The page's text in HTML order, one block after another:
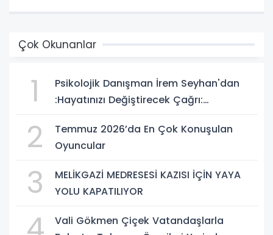
Çok Okunanlar
1
Psikolojik Danışman İrem Seyhan'dan
:Hayatınızı Değiştirecek Çağrı:
Atın!
2
Temmuz 2026’da En Çok Konuşulan
Oyuncular
3
MELİKGAZİ MEDRESESİ KAZISI İÇİN YAYA
YOLU KAPATILIYOR
Vali Gökmen Çiçek Vatandaşlarla